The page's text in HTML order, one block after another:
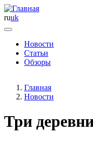
ruuk
Основная
навигация
Новости
Статьи
Обзоры
Главная
Новости
Три